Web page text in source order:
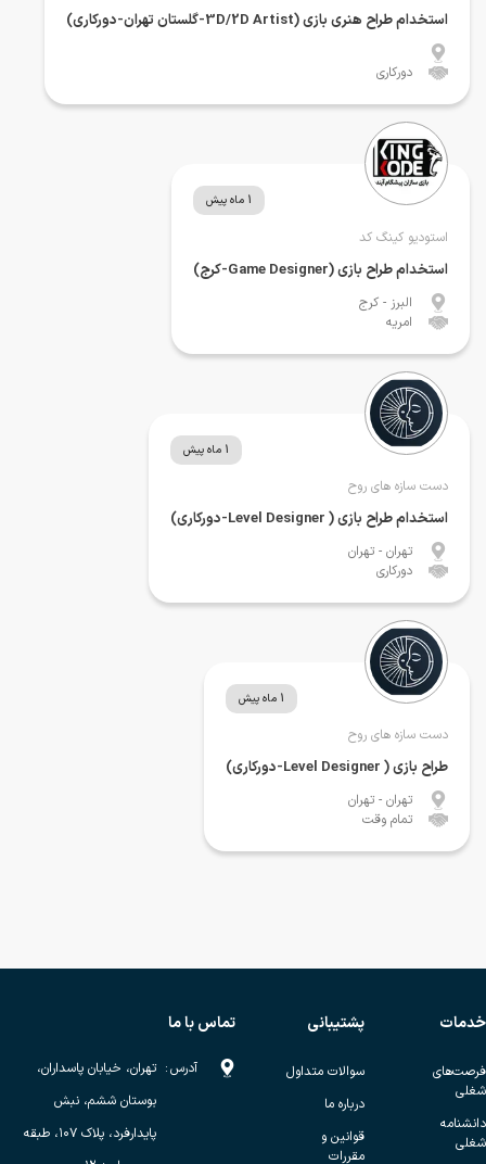
استخدام طراح هنری بازی (3D/2D Artist-گلستان تهران-دورکاری)
دورکاری
1 ماه پیش
استودیو کینگ کد
استخدام طراح بازی (Game Designer-کرج)
البرز - کرج
امریه
1 ماه پیش
دست سازه های روح
استخدام طراح بازی ( Level Designer-دورکاری)
تهران - تهران
دورکاری
1 ماه پیش
دست سازه های روح
طراح بازی ( Level Designer-دورکاری)
تهران - تهران
تمام وقت
خدمات
فرصت‌های
شغلی
دانشنامه
شغلی
پشتیبانی
سوالات متداول
درباره ما
قوانین و
مقررات
تماس با ما
آدرس: تهران، خیابان پاسداران،
بوستان ششم، نبش
پایدارفرد، پلاک ۱۰۷، طبقه